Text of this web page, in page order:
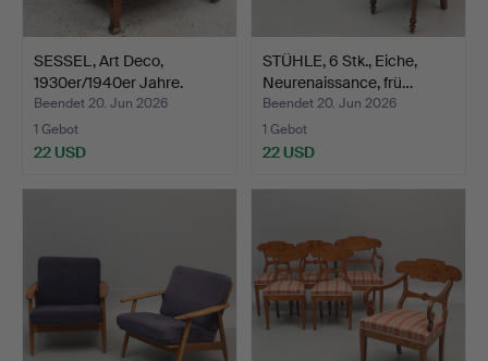
SESSEL, Art Deco,
1930er/1940er Jahre.
Beendet 20. Jun 2026
1 Gebot
22 USD
STÜHLE, 6 Stk., Eiche,
Neurenaissance, frü…
Beendet 20. Jun 2026
1 Gebot
22 USD